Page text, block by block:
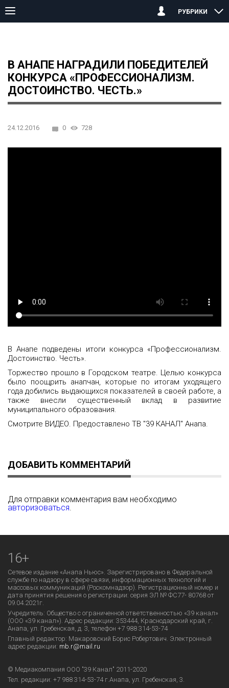
РУБРИКИ
В Анапе наградили победителей
В АНАПЕ НАГРАДИЛИ ПОБЕДИТЕЛЕЙ
КОНКУРСА «ПРОФЕССИОНАЛИЗМ.
ДОСТОИНСТВО. ЧЕСТЬ.»
24.12.2016 0 728
В Анапе подведены итоги конкурса «Профессионализм.
Достоинство. Честь».
Торжество прошло в Городском театре. Целью конкурса
было поощрить анапчан, которые по итогам уходящего
года добились выдающихся показателей в своей работе, а
также внесли существенный вклад в развитие
муниципального образования.
Смотрите ВИДЕО. Предоставлено ТВ "39 КАНАЛ" Анапа.
ДОБАВИТЬ КОММЕНТАРИЙ
Для отправки комментария вам необходимо
авторизоваться.
16+
Сетевое издание «Анапа Ньюс». Зарегистрировано в Федеральной
службе по надзору в сфере связи, информационных технологий и
массовых коммуникаций (Роскомнадзор). Регистрационный номер и
дата принятия решения о регистрации: серия ЭЛ № ФС77- 80768 от
09.04.2021г.
Учредитель: Общество с ограниченной ответственностью «39 канал»
(ООО «39 канал»). Адрес редакции: 353444, Краснодарский край, г.
Анапа, ул. Гребенская, д. 3, телефон +7 988 314-53-74
Главный редактор: Макаровский Борис Робертович. Электронный
адрес редакции: mb.r@mail.ru
© Медиакомпания ООО "39 Канал" 2011-2020
Тел. редакции: +7 988 314-53-74 г.Анапа, ул. Гребенская, 3.